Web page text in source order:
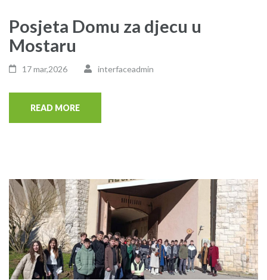
Posjeta Domu za djecu u
Mostaru
17 mar,2026 interfaceadmin
READ MORE